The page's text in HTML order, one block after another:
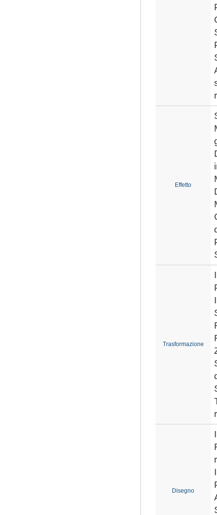
Effetto
Trasformazione
Disegno